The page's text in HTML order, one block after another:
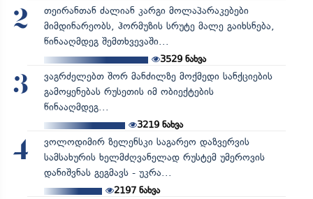
2
თეირანთან ძალიან კარგი მოლაპარაკებები
მიმდინარეობს, ჰორმუზის სრუტე მალე გაიხსნება,
წინააღმდეგ შემთხვევაში...
3529ნახვა
3
ვაგრძელებთ შორ მანძილზე მოქმედი სანქციების
გამოყენებას რუსეთის იმ ობიექტების
წინააღმდეგ...
3219ნახვა
4
ვოლოდიმირ ზელენსკი საგარეო დაზვერვის
სამსახურის ხელმძღვანელად რუსტემ უმეროვის
დანიშვნას გეგმავს - უკრა...
2197ნახვა